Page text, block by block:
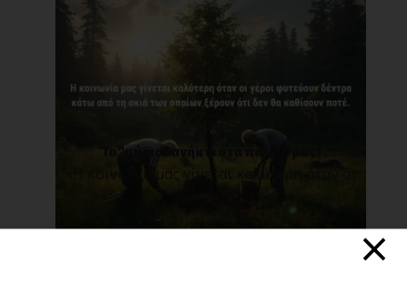
Το "αύριο" ανήκει στα παιδιά μας!
«Η κοινωνία μας γίνεται καλύτερη όταν οι
γέροι φυτ[...]
×